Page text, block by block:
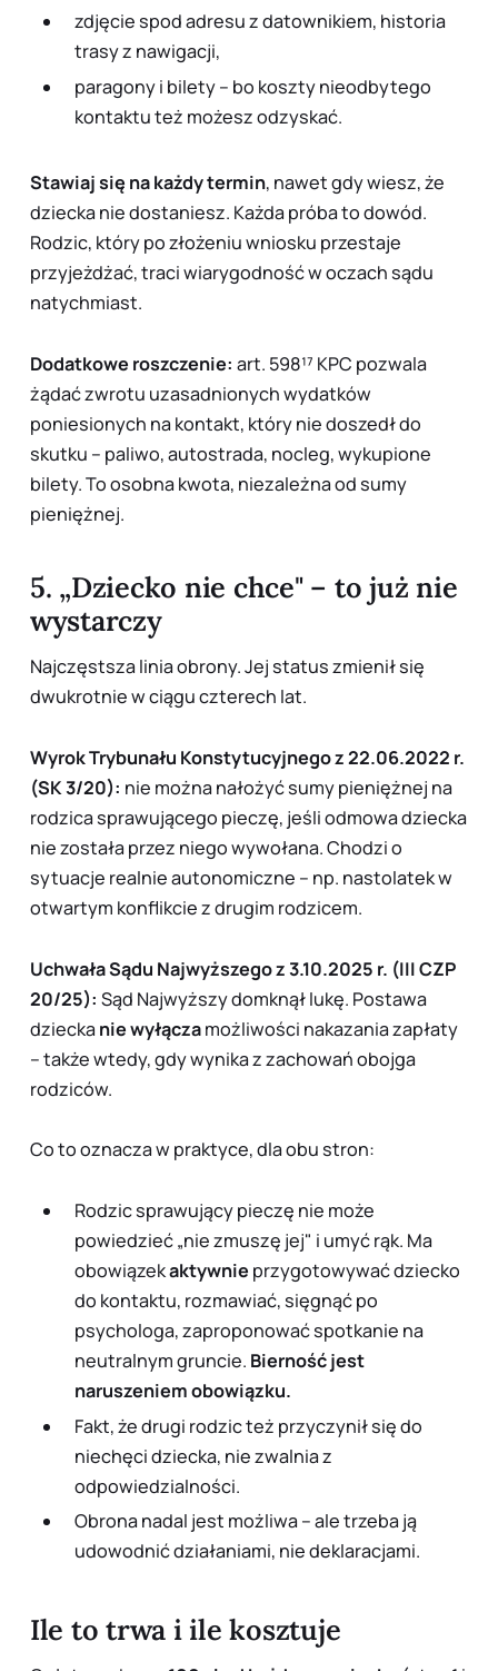
zdjęcie spod adresu z datownikiem, historia
trasy z nawigacji,
paragony i bilety – bo koszty nieodbytego
kontaktu też możesz odzyskać.
Stawiaj się na każdy termin, nawet gdy wiesz, że
dziecka nie dostaniesz. Każda próba to dowód.
Rodzic, który po złożeniu wniosku przestaje
przyjeżdżać, traci wiarygodność w oczach sądu
natychmiast.
Dodatkowe roszczenie: art. 598¹⁷ KPC pozwala
żądać zwrotu uzasadnionych wydatków
poniesionych na kontakt, który nie doszedł do
skutku – paliwo, autostrada, nocleg, wykupione
bilety. To osobna kwota, niezależna od sumy
pieniężnej.
5. „Dziecko nie chce" – to już nie
wystarczy
Najczęstsza linia obrony. Jej status zmienił się
dwukrotnie w ciągu czterech lat.
Wyrok Trybunału Konstytucyjnego z 22.06.2022 r.
(SK 3/20): nie można nałożyć sumy pieniężnej na
rodzica sprawującego pieczę, jeśli odmowa dziecka
nie została przez niego wywołana. Chodzi o
sytuacje realnie autonomiczne – np. nastolatek w
otwartym konflikcie z drugim rodzicem.
Uchwała Sądu Najwyższego z 3.10.2025 r. (III CZP
20/25): Sąd Najwyższy domknął lukę. Postawa
dzieckanie wyłączamożliwości nakazania zapłaty
– także wtedy, gdy wynika z zachowańobojga
rodziców.
Co to oznacza w praktyce, dla obu stron:
Rodzic sprawujący pieczę nie może
powiedzieć „nie zmuszę jej" i umyć rąk. Ma
obowiązekaktywnie przygotowywać dziecko
do kontaktu, rozmawiać, sięgnąć po
psychologa, zaproponować spotkanie na
neutralnym gruncie. Bierność jest
naruszeniem obowiązku.
Fakt, że drugi rodzic też przyczynił się do
niechęci dziecka, nie zwalnia z
odpowiedzialności.
Obrona nadal jest możliwa – ale trzeba ją
udowodnićdziałaniami, nie deklaracjami.
Ile to trwa i ile kosztuje